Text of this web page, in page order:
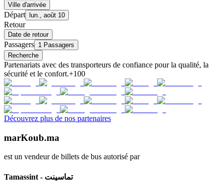
Ville d'arrivée
Départ lun., août 10
Retour
Date de retour
Passagers 1 Passagers
Recherche
Partenariats avec des transporteurs de confiance pour la qualité, la
sécurité et le confort.+100
Découvrez plus de nos partenaires
marKoub.ma
est un vendeur de billets de bus autorisé par
Tamassint - تماسينت